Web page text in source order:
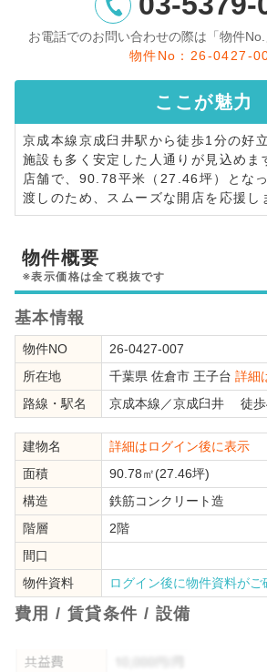
お電話でのお問い合わせの際は「物件
物件No：26-0427-
ここが魅力
京成本線京成臼井駅から徒歩1分の好
施設も多く安定した人通りが見込めま
店舗で、90.78平米（27.46坪）とな
渡しのため、スムーズな開店を応援し
物件概要
※表示価格は全て税抜です
基本情報
物件NO
26-0427-007
所在地
千葉県 佐倉市 王子台 詳細
路線・駅名
京成本線 ／京成臼井 徒歩
建物名
詳細はログイン後に表示
面積
90.78㎡(27.46坪)
構造
鉄筋コンクリート造
階層
2階
間口
物件資料
ログイン後に物件資料が
費用 / 賃貸条件 / 設備